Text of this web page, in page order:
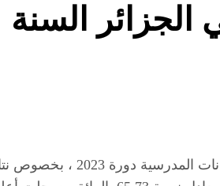
الجزائر السنة
أكد وزير التربية الوطنية, عبد الحكيم بلعابد اليوم السبت بالجزائر